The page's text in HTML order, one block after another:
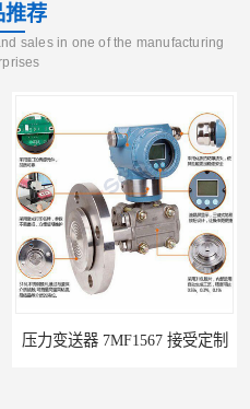
推荐
sales in one of the manufacturing